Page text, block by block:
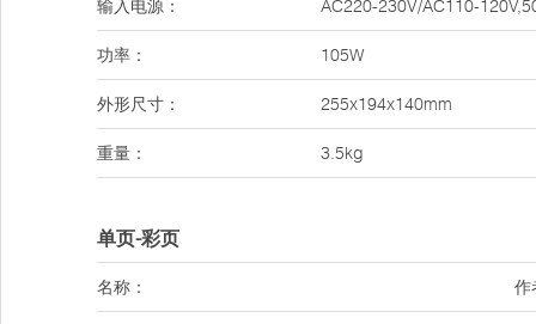
输入电源： AC220-230V/AC110-
功率： 105W
外形尺寸： 255x194x140mm
重量： 3.5kg
单页-彩页
名称： 作